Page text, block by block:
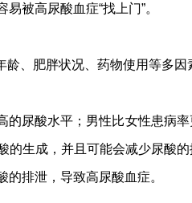
被高尿酸血症“找上门”。
、肥胖状况、药物使用等多因
尿酸水平；男性比女性患病率
生成，并且可能会减少尿酸
排泄，导致高尿酸血症。